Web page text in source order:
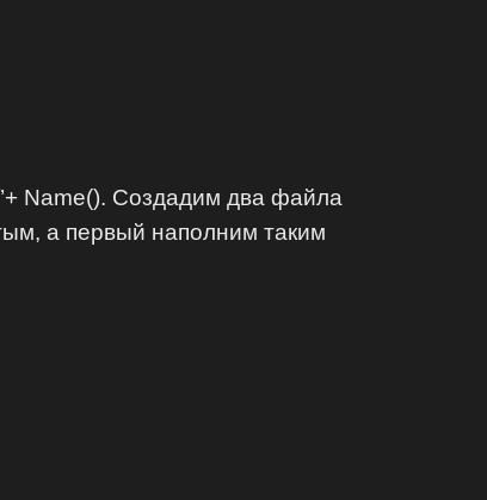
Name(). Создадим два файла
а первый наполним таким